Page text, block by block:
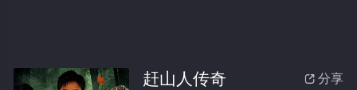
 分享
赶山人传奇